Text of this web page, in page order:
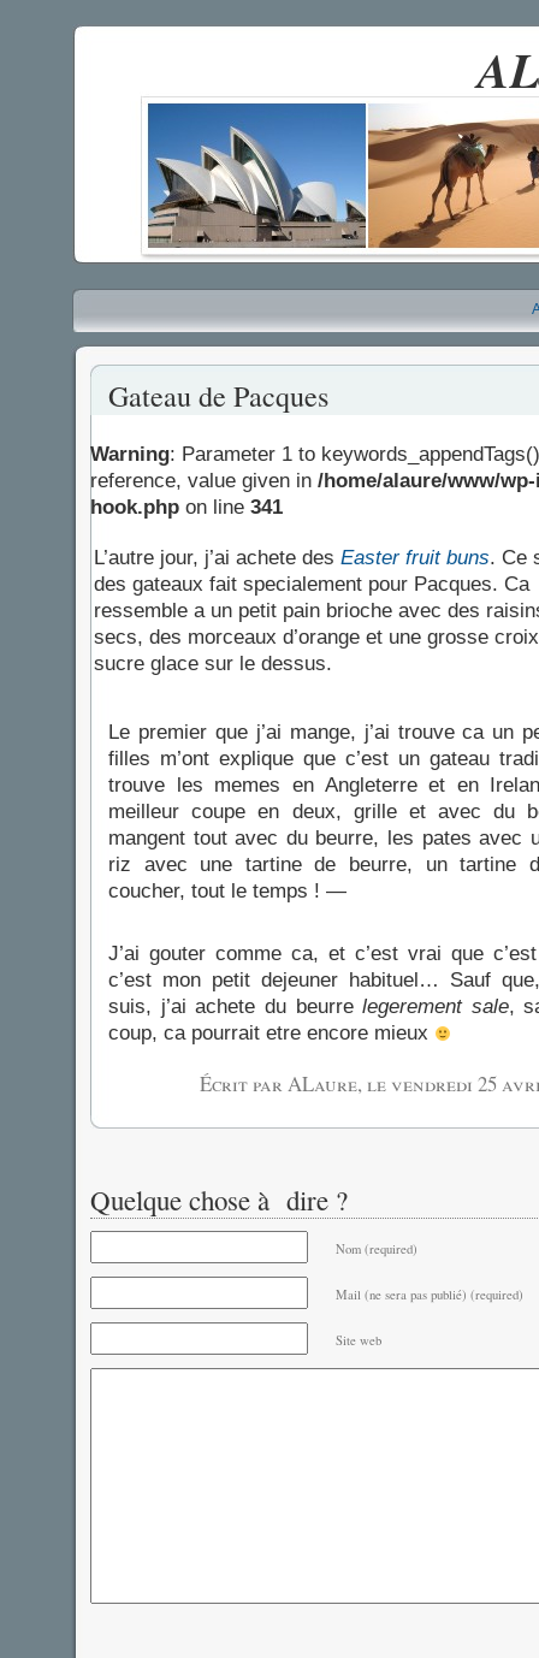
Gateau de Pacques
Warning: Parameter 1 to
reference, value given in /home/alaure/www/
hook.php on line 341
L’autre jour, j’ai achete des Easter fruit buns. Ce
des gateaux fait specialement pour Pacques. Ca
ressemble a un petit pain brioche avec des
secs, des morceaux d’orange et une grosse
sucre glace sur le dessus.
Le premier que j’ai mange, j’ai trouve ca un
filles m’ont explique que c’est un gateau
trouve les memes en Angleterre et en
meilleur coupe en deux, grille et avec du
mangent tout avec du beurre, les pates avec
riz avec une tartine de beurre, un tartine
coucher, tout le temps ! —
J’ai gouter comme ca, et c’est vrai que
c’est mon petit dejeuner habituel… Sauf
suis, j’ai achete du beurrelegerement sale,
coup, ca pourrait etre encore mieux
Écrit par ALaure, le vendredi 25
Quelque chose à dire ?
Nom (required)
Mail (ne sera pas publié) (required)
Site web